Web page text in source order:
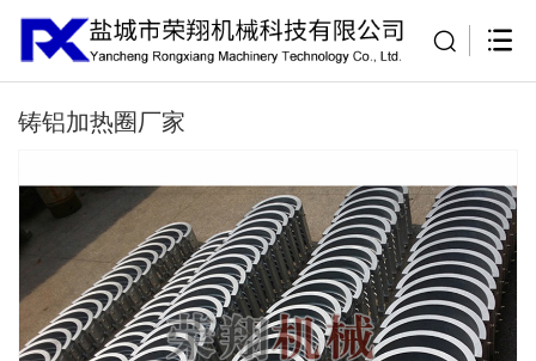
铸铝加热圈厂家